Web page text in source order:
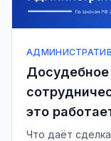
это
Что даёт